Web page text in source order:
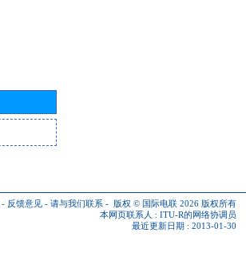
- 反馈意见 - 请与我们联系 - 版权 © 国际电联 2026 版权所有
本网页联系人 : ITU-R的网络协调员
最近更新日期 : 2013-01-30